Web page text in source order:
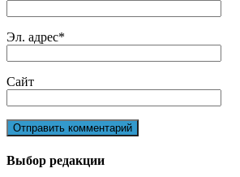
Эл. адрес*
Сайт
Выбор редакции